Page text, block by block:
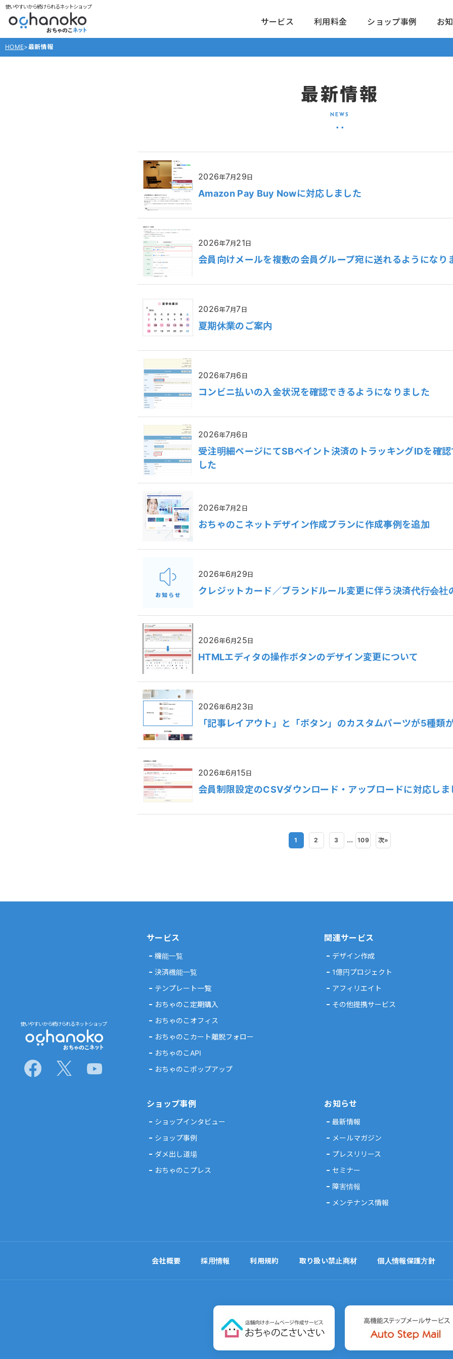
使いやすいから続けられるネットショップ
サービス 利用料金 ショップ事例 お
HOME>最新情報
最新情報
2026年7月29日
Amazon Pay Buy Nowに対応しました
2026年7月21日
会員向けメールを複数の会員グループ宛に送れるようになり
2026年7月7日
夏期休業のご案内
2026年7月6 日
コンビニ払いの入金状況を確認できるようになりました
2026年7月 6 日
受注明細ページにてSBペイント決済のトラッキングIDを確
した
2026年7月2 日
おちゃのこネットデザイン作成プランに作成事例を追加
2026年6月29日
クレジットカード／ブランドルール変更に伴う決済代行会社
2026年6月25日
HTMLエディタの操作ボタンのデザイン変更について
2026年6月23日
「記事レイアウト」と「ボタン」のカスタムパーツが5種類
2026年6月15日
会員制限設定のCSVダウンロード・アップロードに対応しま
1 2 3 ... 109 次»
使いやすいから続けられるネットショップ
サービス
機能一覧
決済機能一覧
テンプレート一覧
おちゃのこ定期購入
おちゃのこオフィス
おちゃのこカート離脱フォロー
おちゃのこAPI
おちゃのこポップアップ
関連サービス
デザイン作成
1億円プロジェクト
アフィリエイト
その他提携サービス
ショップ事例
ショップインタビュー
ショップ事例
ダメ出し道場
おちゃのこプレス
お知らせ
最新情報
メールマガジン
プレスリリース
セミナー
障害情報
メンテナンス情報
会社概要 採用情報 利用規約 取り扱い禁止商材 個人情報保護方針